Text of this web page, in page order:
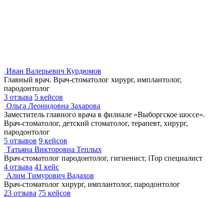
Иван Валерьевич Курдюмов
Главный врач. Врач-стоматолог хирург, имплантолог,
пародонтолог
3 отзыва 5 кейсов
Ольга Леонидовна Захарова
Заместитель главного врача в филиале «Выборгское шоссе».
Врач-стоматолог, детский стоматолог, терапевт, хирург,
пародонтолог
5 отзывов 9 кейсов
Татьяна Викторовна Теплых
Врач-стоматолог пародонтолог, гигиенист, iTop специалист
4 отзыва 41 кейс
Алим Тимурович Вадахов
Врач-стоматолог хирург, имплантолог, пародонтолог
23 отзыва 75 кейсов